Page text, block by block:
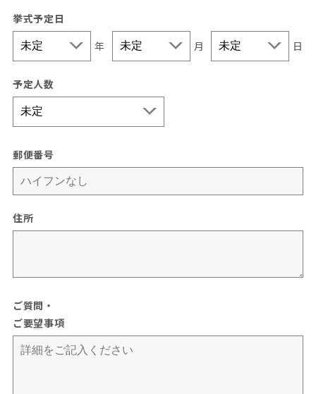
挙式予定日
年
月 日
予定人数
郵便番号
住所
ご質問・
ご要望事項